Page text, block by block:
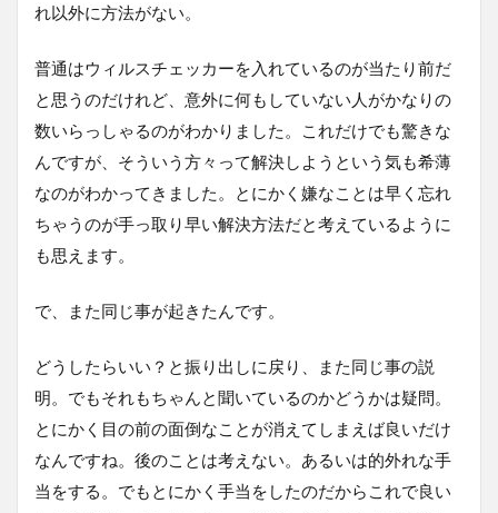
れ以外に方法がない。
普通はウィルスチェッカーを入れているのが当たり前だ
と思うのだけれど、意外に何もしていない人がかなりの
数いらっしゃるのがわかりました。これだけでも驚きな
んですが、そういう方々って解決しようという気も希薄
なのがわかってきました。とにかく嫌なことは早く忘れ
ちゃうのが手っ取り早い解決方法だと考えているように
も思えます。
で、また同じ事が起きたんです。
どうしたらいい？と振り出しに戻り、また同じ事の説
明。でもそれもちゃんと聞いているのかどうかは疑問。
とにかく目の前の面倒なことが消えてしまえば良いだけ
なんですね。後のことは考えない。あるいは的外れな手
当をする。でもとにかく手当をしたのだからこれで良い